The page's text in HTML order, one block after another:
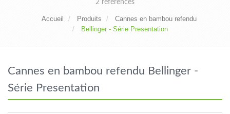
2 références
Accueil Produits
Cannes en bambou refendu
Bellinger - Série Presentation
Cannes en bambou refendu Bellinger -
Série Presentation